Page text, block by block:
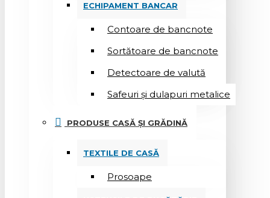
ECHIPAMENT BANCAR
Contoare de bancnote
Sortătoare de bancnote
Detectoare de valută
Safeuri și dulapuri metalice
PRODUSE CASĂ ȘI GRĂDINĂ
TEXTILE DE CASĂ
Prosoape